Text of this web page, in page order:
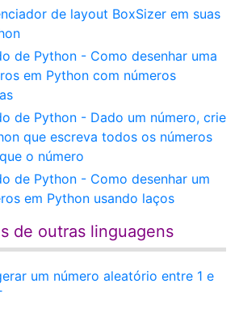
de layout BoxSizer em suas
de Python - Como desenhar uma
em Python com números
de Python - Dado um número, crie
que escreva todos os números
o número
de Python - Como desenhar um
em Python usando laços
de outras linguagens
um número aleatório entre 1 e